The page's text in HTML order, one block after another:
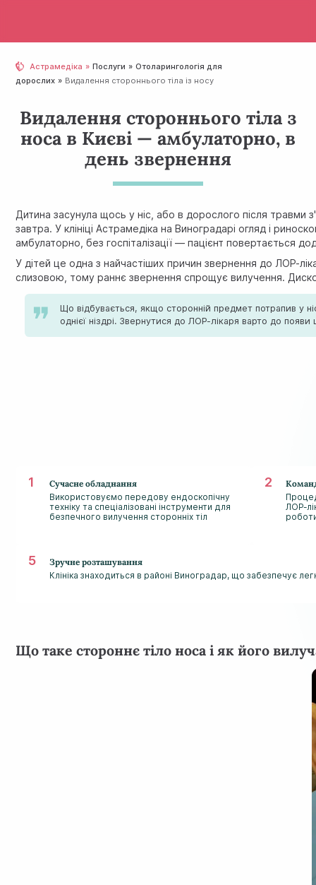
Астрамедіка Послуги
Отолaрингологія для
дорослих
Видалення стороннього тіла із носу
Видалення стороннього тіла з
носа в Києві — амбулаторно, в
день звернення
Дитина засунула щось у ніс, або в дорослого після травми
завтра. У клініці Астрамедіка на Виноградарі огляд і
амбулаторно, без госпіталізації — пацієнт повертається
У дітей це одна з найчастіших причин звернення до ЛОР-
слизовою, тому раннє звернення спрощує вилучення.
Що відбувається, якщо сторонній предмет потрапив у
однієї ніздрі. Звернутися до ЛОР-лікаря варто до
Сучасне обладнання
Використовуємо передову ендоскопічну
техніку та спеціалізовані інструменти для
безпечного вилучення сторонніх тіл
ЛОР-
Зручне розташування
Клініка знаходиться в районі Виноградар, що забезпечує
Що таке стороннє тіло носа і як його